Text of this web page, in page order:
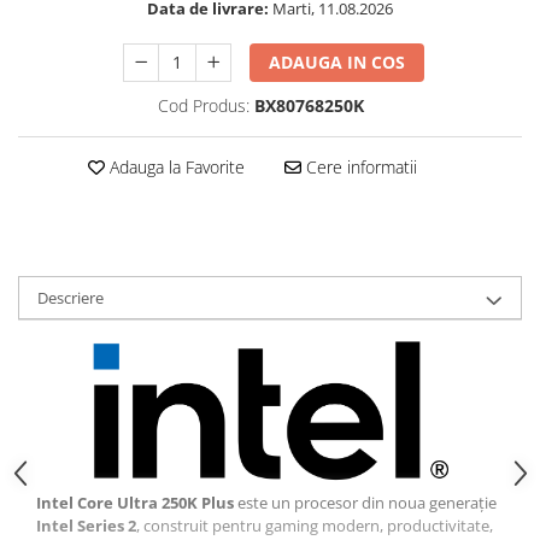
Data de livrare: Marti, 11.08.2026
ADAUGA IN COS
Cod Produs: BX80768250K
Adauga la Favorite Cere informatii
Descriere
Intel Core Ultra 250K Pluseste un procesor din noua generație
Intel Series 2, construit pentru gaming modern, productivitate,